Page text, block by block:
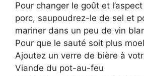
Pour changer le goût et
porc, saupoudrez-le de sel et
mariner dans un peu de vin
Pour que le sauté soit plus
Ajoutez un verre de bière à
Viande du pot-au-feu